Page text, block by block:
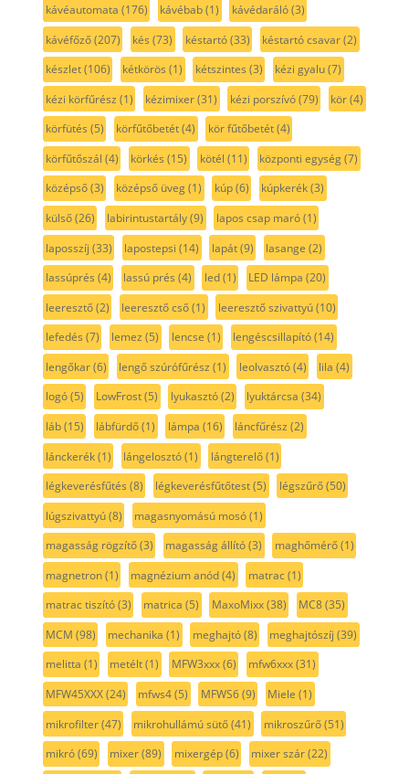
kávéautomata (176) kávébab(1) kávédaráló(3)
kávéfőző(207) kés (73) késtartó(33) késtartó csavar(2)
készlet(106) kétkörös (1) kétszintes (3) kézi gyalu(7)
kézi körfűrész (1) kézimixer(31) kézi porszívó(79) kör(4)
körfütés (5) körfűtőbetét(4) kör fűtőbetét(4)
körfűtőszál (4) körkés (15) kötél (11) központi egység(7)
középső(3) középső üveg(1) kúp(6) kúpkerék(3)
külső(26) labirintustartály(9) lapos csap maró(1)
laposszíj (33) lapostepsi (14) lapát(9) lasange (2)
lassúprés (4) lassú prés (4) led(1) LED lámpa (20)
leeresztő(2) leeresztő cső(1) leeresztő szivattyú(10)
lefedés (7) lemez (5) lencse (1) lengéscsillapító(14)
lengőkar(6) lengő szúrófűrész (1) leolvasztó(4) lila (4)
logó(5) LowFrost(5) lyukasztó(2) lyuktárcsa (34)
láb(15) lábfürdő(1) lámpa (16) láncfűrész (2)
lánckerék(1) lángelosztó(1) lángterelő(1)
légkeverésfűtés (8) légkeverésfűtőtest(5) légszűrő(50)
lúgszivattyú(8) magasnyomású mosó(1)
magasság rögzítő(3) magasság állító(3) maghőmérő(1)
magnetron(1) magnézium anód(4) matrac(1)
matrac tiszító(3) matrica (5) MaxoMixx(38) MC8(35)
MCM (98) mechanika (1) meghajtó(8) meghajtószíj (39)
melitta (1) metélt(1) MFW3xxx(6) mfw6xxx(31)
MFW45XXX(24) mfws4(5) MFWS6(9) Miele (1)
mikrofilter(47) mikrohullámú sütő(41) mikroszűrő(51)
mikró(69) mixer(89) mixergép(6) mixer szár(22)